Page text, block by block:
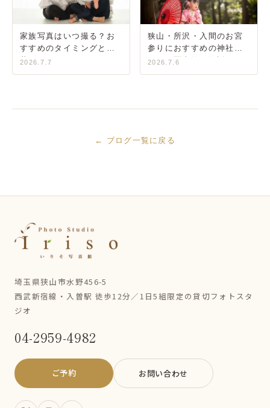
家族写真はいつ撮る？お
すすめのタイミングと服
装・コーデガイド
2026.7.7
狭山・所沢・入間のお宮
参りにおすすめの神社ガ
イド｜写真館が解説
2026.7.6
← ブログ一覧に戻る
埼玉県狭山市水野456-5
西武新宿線・入曽駅 徒歩12分／1日5組限定の貸切フォトスタ
ジオ
04-2959-4982
ご予約 お問い合わせ